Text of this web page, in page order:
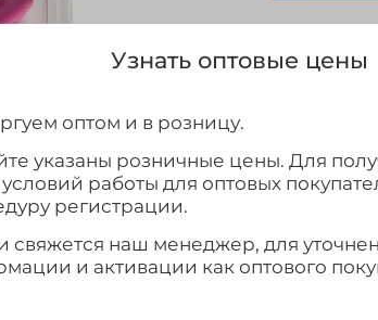
В упаковке
Узнать оптовые цены
оптом и в розницу.
указаны розничные цены. Для
работы для оптовых
регистрации.
свяжется наш менеджер, для
и активации как оптового